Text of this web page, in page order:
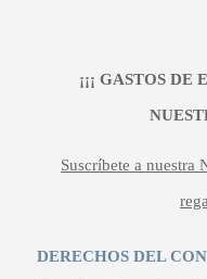
¡¡¡ GASTOS
Suscríbete a nuestra
DERECHOS DEL